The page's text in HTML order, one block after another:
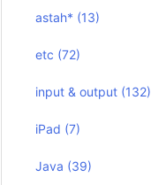
astah* (13)
etc (72)
input & output (132)
iPad (7)
Java (39)